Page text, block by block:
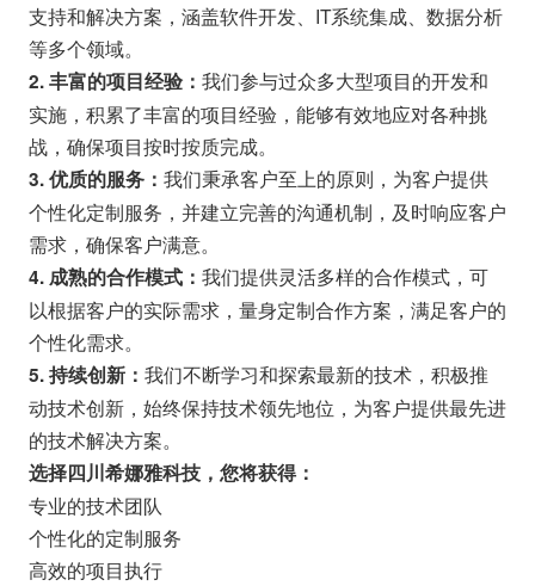
支持和解决方案，涵盖软件开发、IT系统集成、数据分析
等多个领域。
2. 丰富的项目经验： 我们参与过众多大型项目的开发和
实施，积累了丰富的项目经验，能够有效地应对各种挑
战，确保项目按时按质完成。
3. 优质的服务： 我们秉承客户至上的原则，为客户提供
个性化定制服务，并建立完善的沟通机制，及时响应客户
需求，确保客户满意。
4. 成熟的合作模式： 我们提供灵活多样的合作模式，可
以根据客户的实际需求，量身定制合作方案，满足客户的
个性化需求。
5. 持续创新： 我们不断学习和探索最新的技术，积极推
动技术创新，始终保持技术领先地位，为客户提供最先进
的技术解决方案。
选择四川希娜雅科技，您将获得：
专业的技术团队
个性化的定制服务
高效的项目执行